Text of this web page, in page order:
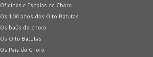
Oficinas e Escolas de Choro
Os 100 anos dos Oito Batutas
Os baús do choro
Os Oito Batutas
Os Pais do Choro